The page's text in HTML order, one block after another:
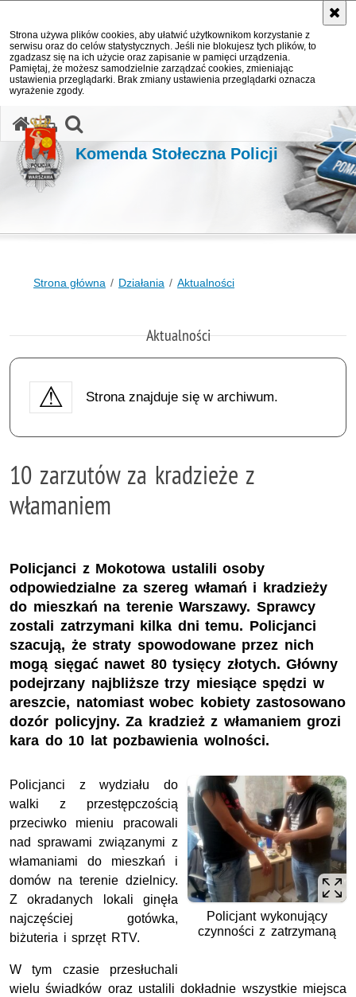
Strona używa plików cookies, aby ułatwić użytkownikom korzystanie z
serwisu oraz do celów statystycznych. Jeśli nie blokujesz tych plików, to
zgadzasz się na ich użycie oraz zapisanie w pamięci urządzenia.
Pamiętaj, że możesz samodzielnie zarządzać cookies, zmieniając
ustawienia przeglądarki. Brak zmiany ustawienia przeglądarki oznacza
wyrażenie zgody.
Komenda Stołeczna Policji
Strona główna Działania Aktualności
Aktualności
Strona znajduje się w archiwum.
10 zarzutów za kradzieże z
włamaniem
Policjanci z Mokotowa ustalili osoby
odpowiedzialne za szereg włamań i kradzieży
do mieszkań na terenie Warszawy. Sprawcy
zostali zatrzymani kilka dni temu. Policjanci
szacują, że straty spowodowane przez nich
mogą sięgać nawet 80 tysięcy złotych. Główny
podejrzany najbliższe trzy miesiące spędzi w
areszcie, natomiast wobec kobiety zastosowano
dozór policyjny. Za kradzież z włamaniem grozi
kara do 10 lat pozbawienia wolności.
Policjant wykonujący
czynności z zatrzymaną
Policjanci z wydziału do
walki z przestępczością
przeciwko mieniu pracowali
nad sprawami związanymi z
włamaniami do mieszkań i
domów na terenie dzielnicy.
Z okradanych lokali ginęła
najczęściej gotówka,
biżuteria i sprzęt RTV.
W tym czasie przesłuchali
wielu świadków oraz ustalili dokładnie wszystkie miejsca